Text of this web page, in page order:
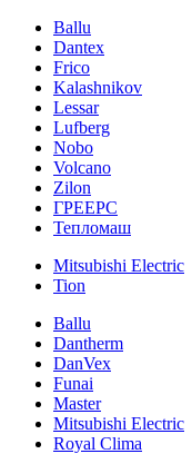
Ballu
Dantex
Frico
Kalashnikov
Lessar
Lufberg
Nobo
Volcano
Zilon
ГРЕЕРС
Тепломаш
Mitsubishi Electric
Tion
Ballu
Dantherm
DanVex
Funai
Master
Mitsubishi Electric
Royal Clima